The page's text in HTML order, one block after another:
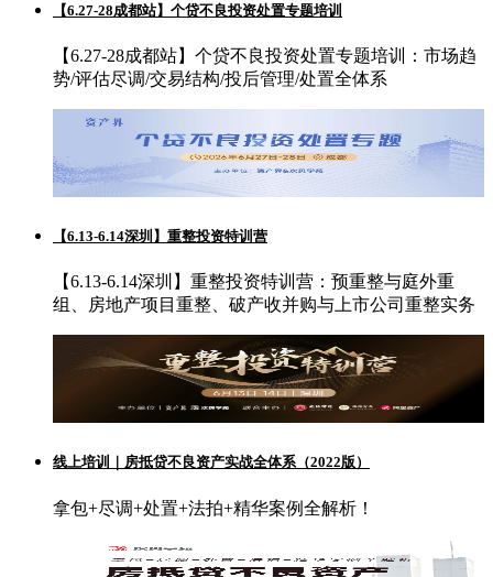
【6.27-28成都站】个贷不良投资处置专题培训
【6.27-28成都站】个贷不良投资处置专题培训：市场趋
势/评估尽调/交易结构/投后管理/处置全体系
【6.13-6.14深圳】重整投资特训营
【6.13-6.14深圳】重整投资特训营：预重整与庭外重
组、房地产项目重整、破产收并购与上市公司重整实务
线上培训｜房抵贷不良资产实战全体系（2022版）
拿包+尽调+处置+法拍+精华案例全解析！